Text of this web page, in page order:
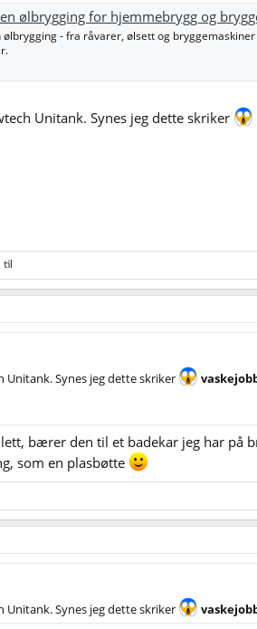
ølbrygging for hjemmebrygg og
- fra råvarer, ølsett og
Unitank. Synes jeg dette skriker
til
Unitank. Synes jeg dette skriker
bærer den til et badekar jeg har
som en plasbøtte
Unitank. Synes jeg dette skriker